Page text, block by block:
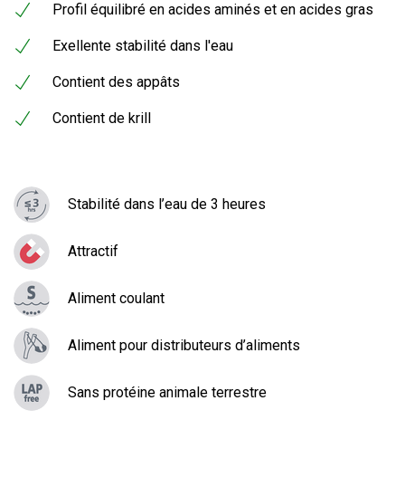
Profil équilibré en acides aminés et en acides gras
Exellente stabilité dans l'eau
Contient des appâts
Contient de krill
Stabilité dans l’eau de 3 heures
Attractif
Aliment coulant
Aliment pour distributeurs d’aliments
Sans protéine animale terrestre